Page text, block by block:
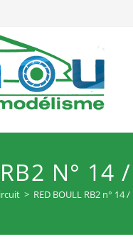
N° 14
> RED BOULL RB2 n° 14